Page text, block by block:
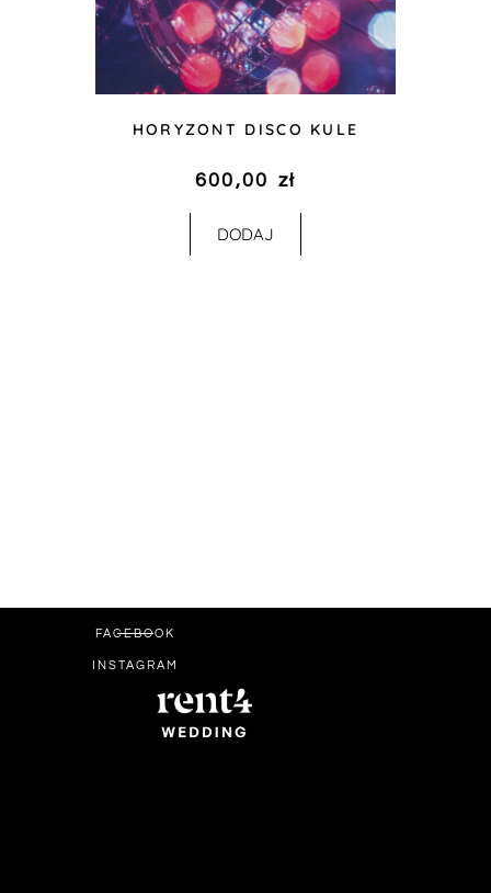
HORYZONT DISCO KULE
600,00 zł
DODAJ
FACEBOOK
INSTAGRAM